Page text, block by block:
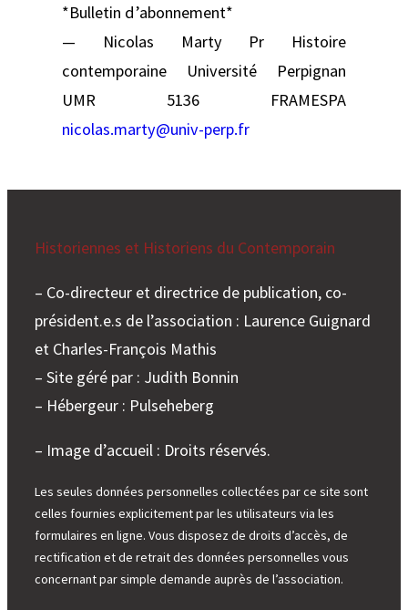
*Bulletin d’abonnement*
— Nicolas Marty Pr Histoire
contemporaine Université Perpignan
UMR 5136 FRAMESPA
nicolas.marty@univ-perp.fr
Historiennes et Historiens du Contemporain
– Co-directeur et directrice de publication, co-
président.e.s de l’association : Laurence Guignard
et Charles-François Mathis
– Site géré par : Judith Bonnin
– Hébergeur : Pulseheberg
– Image d’accueil : Droits réservés.
Les seules données personnelles collectées par ce site sont
celles fournies explicitement par les utilisateurs via les
formulaires en ligne. Vous disposez de droits d’accès, de
rectification et de retrait des données personnelles vous
concernant par simple demande auprès de l’association.